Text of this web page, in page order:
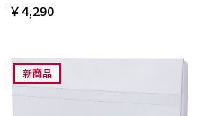
￥4,290
新商品